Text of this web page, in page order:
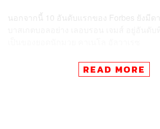
นอกจากนี้ 10 อันดับแรกของ Forbes ยังมีดา
READ MORE